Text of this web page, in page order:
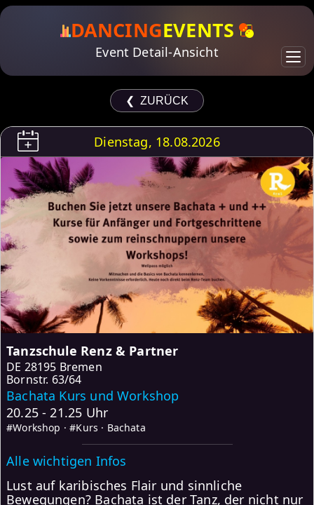
DANCINGEVENTS
Event Detail-Ansicht
❮ ZURÜCK
Dienstag, 18.08.2026
Tanzschule Renz & Partner
DE 28195 Bremen
Bornstr. 63/64
Bachata Kurs und Workshop
20.25 - 21.25 Uhr
#Workshop · #Kurs · Bachata
Alle wichtigen Infos
Lust auf karibisches Flair und sinnliche
Bewegungen? Bachata ist der Tanz, der nicht nur